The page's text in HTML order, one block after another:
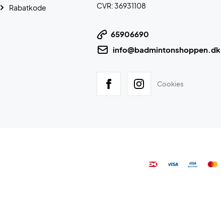
CVR: 36931108
65906690
info@badmintonshoppen.dk
Cookies
Rabatkode